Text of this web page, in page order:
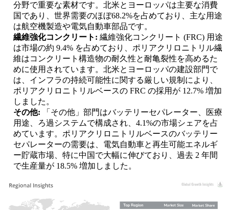
分野で重要な素材です。北米とヨーロッパは主要な消費
国であり、世界需要のほぼ68.2%を占めており、主な用途
は航空機製造や電気自動車部品です。
繊維強化コンクリート: 繊維強化コンクリート (FRC) 用途
は市場の約 9.4% を占めており、ポリアクリロニトリル繊
維はコンクリート構造物の耐久性と耐亀裂性を高めるた
めに使用されています。北米とヨーロッパの建設部門で
は、インフラの持続可能性に関する厳しい規制により、
ポリアクリロニトリルベースの FRC の採用が 12.7% 増加
しました。
その他:
「その他」部門はバッテリーセパレーター、医療
用途、ろ過システムで構成され、4.1%の市場シェアを占
めています。ポリアクリロニトリルベースのバッテリー
セパレーターの需要は、電気自動車と再生可能エネルギ
ー貯蔵市場、特に中国で大幅に伸びており、過去 2 年間
で生産量が 18.5% 増加しました。